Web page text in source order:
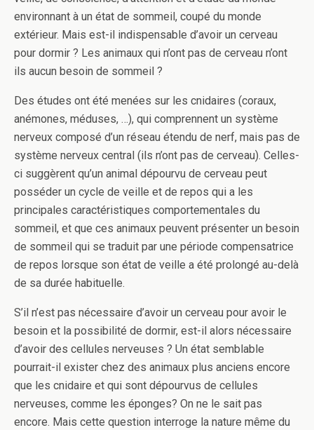
environnant à un état de sommeil, coupé du monde
extérieur. Mais est-il indispensable d’avoir un cerveau
pour dormir ? Les animaux qui n’ont pas de cerveau n’ont
ils aucun besoin de sommeil ?
Des études ont été menées sur les cnidaires (coraux,
anémones, méduses, …), qui comprennent un système
nerveux composé d’un réseau étendu de nerf, mais pas de
système nerveux central (ils n’ont pas de cerveau). Celles-
ci suggèrent qu’un animal dépourvu de cerveau peut
posséder un cycle de veille et de repos qui a les
principales caractéristiques comportementales du
sommeil, et que ces animaux peuvent présenter un besoin
de sommeil qui se traduit par une période compensatrice
de repos lorsque son état de veille a été prolongé au-delà
de sa durée habituelle.
S’il n’est pas nécessaire d’avoir un cerveau pour avoir le
besoin et la possibilité de dormir, est-il alors nécessaire
d’avoir des cellules nerveuses ? Un état semblable
pourrait-il exister chez des animaux plus anciens encore
que les cnidaire et qui sont dépourvus de cellules
nerveuses, comme les éponges? On ne le sait pas
encore. Mais cette question interroge la nature même du